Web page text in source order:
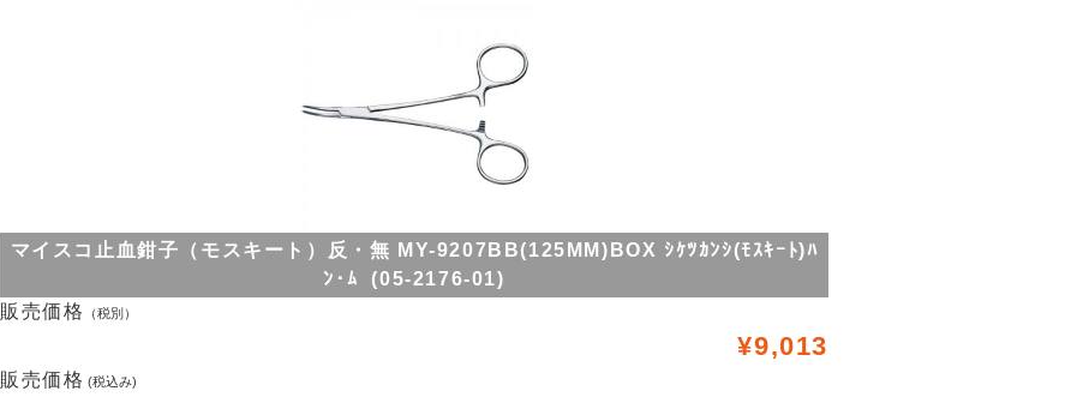
マイスコ止血鉗子（モスキート）反・無 MY-9207BB(125MM)BOX ｼｹﾂｶﾝｼ(ﾓｽｷｰﾄ)ﾊ
ﾝ･ﾑ (05-2176-01)
販売価格
（税別）
¥9,013
販売価格 (税込み)